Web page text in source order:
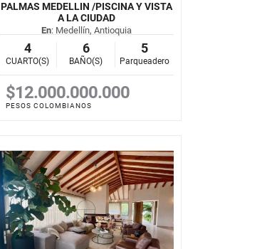
PALMAS MEDELLIN /PISCINA Y VISTA
A LA CIUDAD
En: Medellín, Antioquia
4
CUARTO(S)
6
BAÑO(S)
5
Parqueadero
$12.000.000.000
PESOS COLOMBIANOS